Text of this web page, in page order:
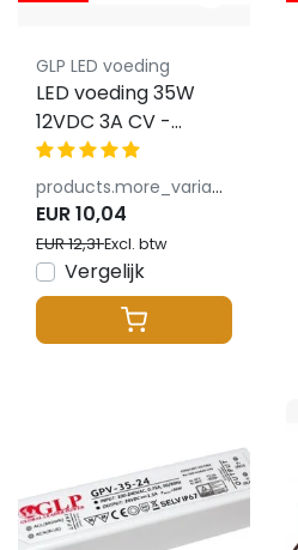
GLP LED voeding
LED voeding 35W
12VDC 3A CV -
Waterdicht IP67 -
GLP GPV-35-12
products.more_variants_available
EUR 10,04
EUR 12,31Excl. btw
Vergelijk